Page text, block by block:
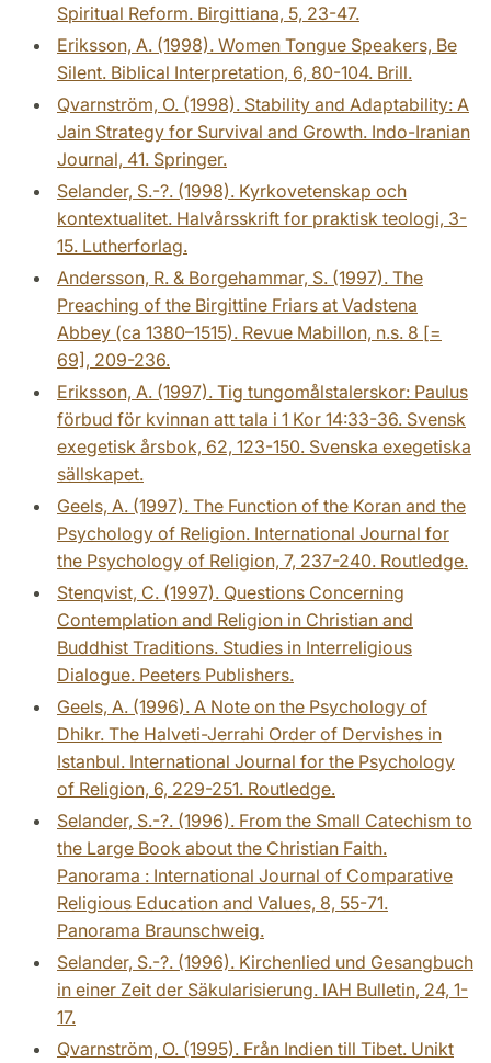
Spiritual Reform. Birgittiana, 5, 23-47.
Eriksson, A. (1998). Women Tongue Speakers, Be
Silent. Biblical Interpretation, 6, 80-104. Brill.
Qvarnström, O. (1998). Stability and Adaptability: A
Jain Strategy for Survival and Growth. Indo-Iranian
Journal, 41. Springer.
Selander, S.-?. (1998). Kyrkovetenskap och
kontextualitet. Halvårsskrift for praktisk teologi, 3-
15. Lutherforlag.
Andersson, R. & Borgehammar, S. (1997). The
Preaching of the Birgittine Friars at Vadstena
Abbey (ca 1380–1515). Revue Mabillon, n.s. 8 [=
69], 209-236.
Eriksson, A. (1997). Tig tungomålstalerskor: Paulus
förbud för kvinnan att tala i 1 Kor 14:33-36. Svensk
exegetisk årsbok, 62, 123-150. Svenska exegetiska
sällskapet.
Geels, A. (1997). The Function of the Koran and the
Psychology of Religion. International Journal for
the Psychology of Religion, 7, 237-240. Routledge.
Stenqvist, C. (1997). Questions Concerning
Contemplation and Religion in Christian and
Buddhist Traditions. Studies in Interreligious
Dialogue. Peeters Publishers.
Geels, A. (1996). A Note on the Psychology of
Dhikr. The Halveti-Jerrahi Order of Dervishes in
Istanbul. International Journal for the Psychology
of Religion, 6, 229-251. Routledge.
Selander, S.-?. (1996). From the Small Catechism to
the Large Book about the Christian Faith.
Panorama : International Journal of Comparative
Religious Education and Values, 8, 55-71.
Panorama Braunschweig.
Selander, S.-?. (1996). Kirchenlied und Gesangbuch
in einer Zeit der Säkularisierung. IAH Bulletin, 24, 1-
17.
Qvarnström, O. (1995). Från Indien till Tibet. Unikt